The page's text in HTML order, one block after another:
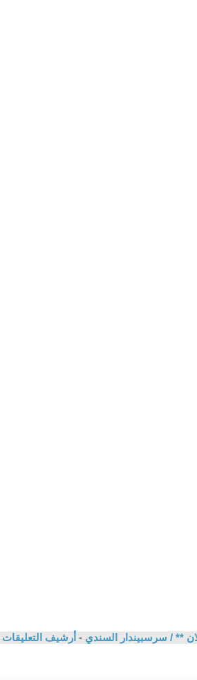
** / سرسبيندار السندي - أرشيف التعليقات